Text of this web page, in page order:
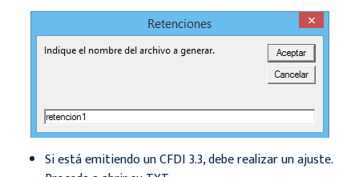
Si está emitiendo un CFDI 3.3, debe realizar un ajuste.